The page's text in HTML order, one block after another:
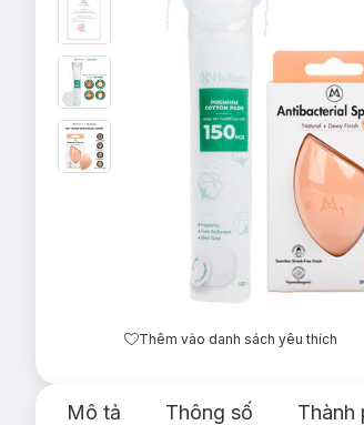
Thêm vào danh sách yêu thích
Mô tả Thông số Thành